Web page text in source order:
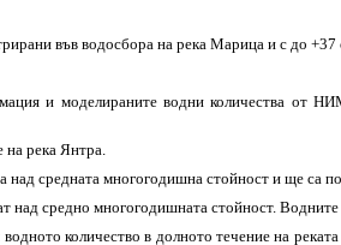
във водосбора на река Марица и с до +37
и моделираните водни количества
река Янтра.
средната многогодишна стойност и ще са
средно многогодишната стойност. Водните
количество в долното течение на